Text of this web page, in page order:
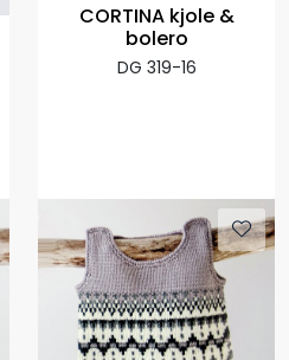
CORTINA kjole &
bolero
DG 319-16